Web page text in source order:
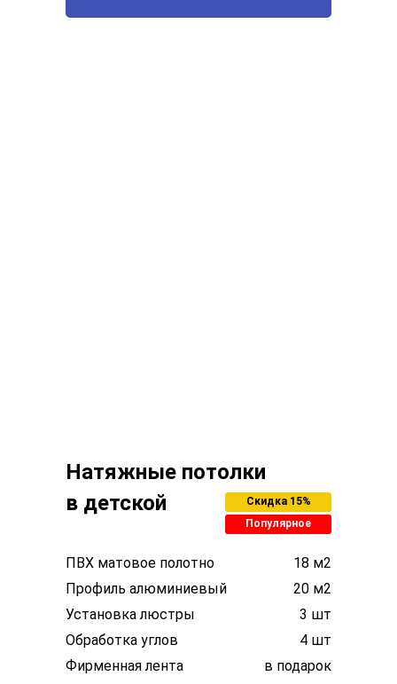
Натяжные потолки
Скидка 15%
в детской
Популярное
ПВХ матовое полотно
18 м2
Профиль алюминиевый
20 м2
Установка люстры
3 шт
Обработка углов
4 шт
Фирменная лента
в подарок